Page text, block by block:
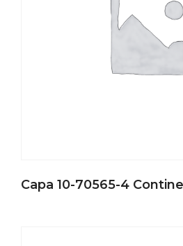
Capa 10-70565-4